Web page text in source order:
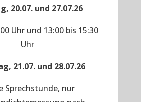
20.07. und 27.07.26
Uhr und 13:00 bis 15:30
Uhr
21.07. und 28.07.26
Sprechstunde, nur